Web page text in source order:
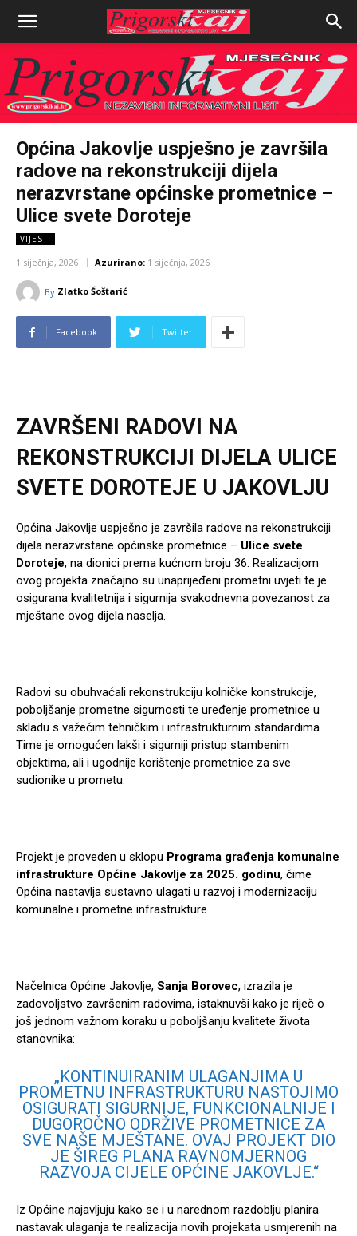
Općina Jakovlje uspješno je završila
radove na rekonstrukciji dijela
nerazvrstane općinske prometnice –
Ulice svete Doroteje
VIJESTI
1 siječnja, 2026 Azurirano: 1 siječnja, 2026
By Zlatko Šoštarić
Facebook Twitter
ZAVRŠENI RADOVI NA
REKONSTRUKCIJI DIJELA ULICE
SVETE DOROTEJE U JAKOVLJU
Općina Jakovlje uspješno je završila radove na rekonstrukciji
dijela nerazvrstane općinske prometnice – Ulice svete
Doroteje, na dionici prema kućnom broju 36. Realizacijom
ovog projekta značajno su unaprijeđeni prometni uvjeti te je
osigurana kvalitetnija i sigurnija svakodnevna povezanost za
mještane ovog dijela naselja.
Radovi su obuhvaćali rekonstrukciju kolničke konstrukcije,
poboljšanje prometne sigurnosti te uređenje prometnice u
skladu s važećim tehničkim i infrastrukturnim standardima.
Time je omogućen lakši i sigurniji pristup stambenim
objektima, ali i ugodnije korištenje prometnice za sve
sudionike u prometu.
Projekt je proveden u sklopu Programa građenja komunalne
infrastrukture Općine Jakovlje za 2025. godinu, čime
Općina nastavlja sustavno ulagati u razvoj i modernizaciju
komunalne i prometne infrastrukture.
Načelnica Općine Jakovlje, Sanja Borovec, izrazila je
zadovoljstvo završenim radovima, istaknuvši kako je riječ o
još jednom važnom koraku u poboljšanju kvalitete života
stanovnika:
„KONTINUIRANIM ULAGANJIMA U
PROMETNU INFRASTRUKTURU NASTOJIMO
OSIGURATI SIGURNIJE, FUNKCIONALNIJE I
DUGOROČNO ODRŽIVE PROMETNICE ZA
SVE NAŠE MJEŠTANE. OVAJ PROJEKT DIO
JE ŠIREG PLANA RAVNOMJERNOG
RAZVOJA CIJELE OPĆINE JAKOVLJE.“
Iz Općine najavljuju kako se i u narednom razdoblju planira
nastavak ulaganja te realizacija novih projekata usmjerenih na